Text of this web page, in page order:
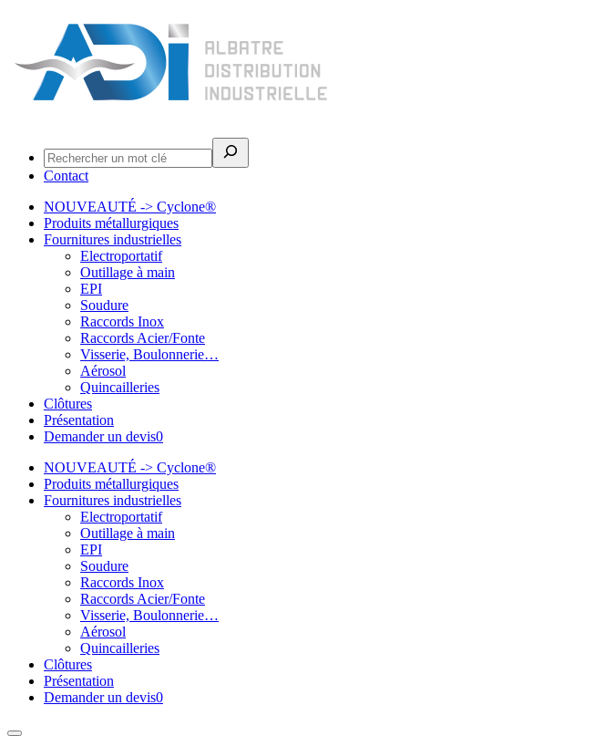
Contact
NOUVEAUTÉ -> Cyclone®
Produits métallurgiques
Fournitures industrielles
Electroportatif
Outillage à main
EPI
Soudure
Raccords Inox
Raccords Acier/Fonte
Visserie, Boulonnerie…
Aérosol
Quincailleries
Clôtures
Présentation
Demander un devis0
NOUVEAUTÉ -> Cyclone®
Produits métallurgiques
Fournitures industrielles
Electroportatif
Outillage à main
EPI
Soudure
Raccords Inox
Raccords Acier/Fonte
Visserie, Boulonnerie…
Aérosol
Quincailleries
Clôtures
Présentation
Demander un devis0